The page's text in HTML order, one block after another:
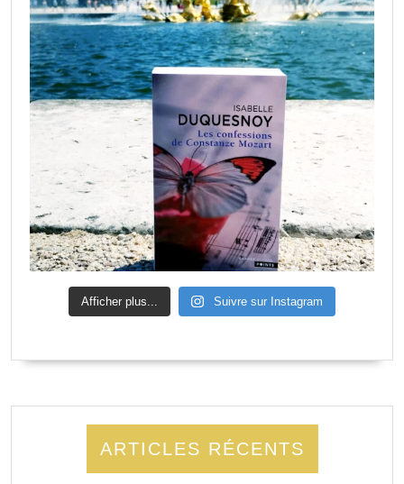
Afficher plus... Suivre sur Instagram
ARTICLES RÉCENTS